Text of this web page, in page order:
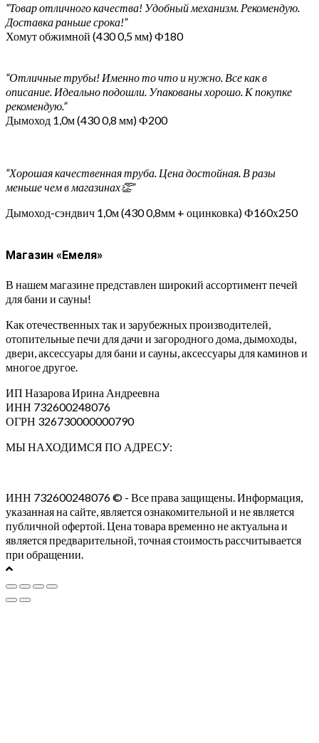
“Товар отличного качества! Удобный механизм. Рекомендую.
Доставка раньше срока!”
Хомут обжимной (430 0,5 мм) Ф180
“Отличные трубы! Именно то что и нужно. Все как в
описание. Идеально подошли. Упакованы хорошо. К покупке
рекомендую.”
Дымоход 1,0м (430 0,8 мм) Ф200
“Хорошая качественная труба. Цена достойная. В разы
меньше чем в магазинах👏”
Дымоход-сэндвич 1,0м (430 0,8мм + оцинковка) Ф160х250
Магазин «Емеля»
В нашем магазине представлен широкий ассортимент печей
для бани и сауны!
Как отечественных так и зарубежных производителей,
отопительные печи для дачи и загородного дома, дымоходы,
двери, аксессуары для бани и сауны, аксессуары для каминов и
многое другое.
ИП Назарова Ирина Андреевна⁠
ИНН 732600248076
ОГРН 326730000000790
МЫ НАХОДИМСЯ ПО АДРЕСУ:
ИНН 732600248076 © - Все права защищены. Информация,
указанная на сайте, является ознакомительной и не является
публичной офертой. Цена товара временно не актуальна и
является предварительной, точная стоимость рассчитывается
при обращении.